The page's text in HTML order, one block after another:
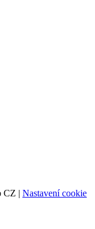
CZ | Nastavení cookie